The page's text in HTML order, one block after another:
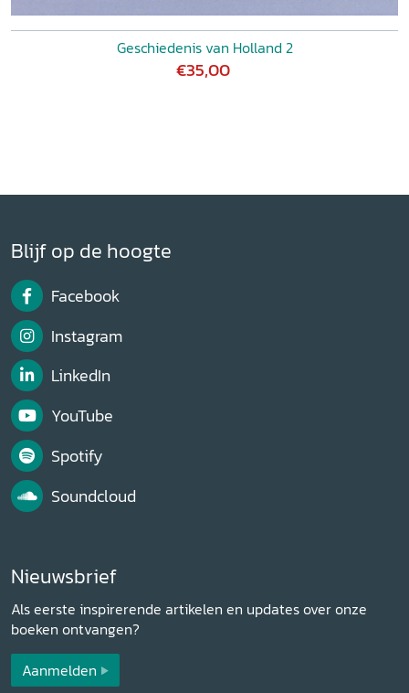
Geschiedenis van Holland 2
€35,00
Blijf op de hoogte
Facebook
Instagram
LinkedIn
YouTube
Spotify
Soundcloud
Nieuwsbrief
Als eerste inspirerende artikelen en updates over onze
boeken ontvangen?
Aanmelden